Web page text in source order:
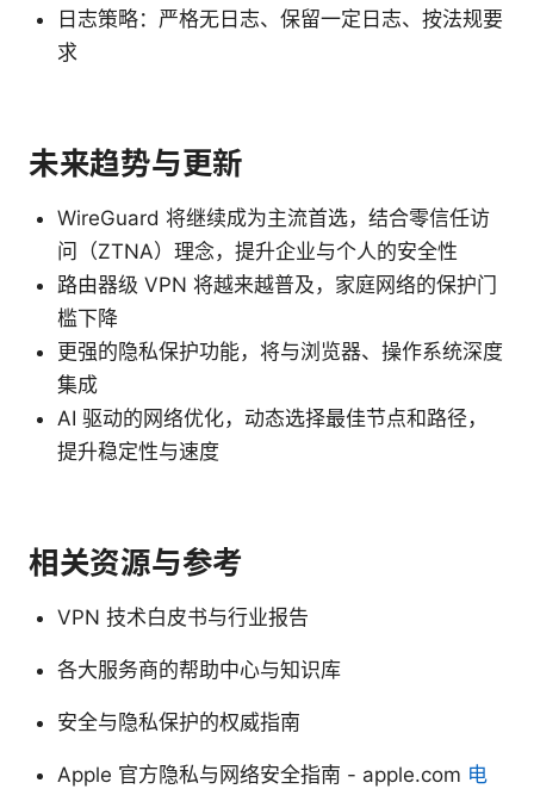
日志策略：严格无日志、保留一定日志、按法规要
求
未来趋势与更新
WireGuard 将继续成为主流首选，结合零信任访
问（ZTNA）理念，提升企业与个人的安全性
路由器级 VPN 将越来越普及，家庭网络的保护门
槛下降
更强的隐私保护功能，将与浏览器、操作系统深度
集成
AI 驱动的网络优化，动态选择最佳节点和路径，
提升稳定性与速度
相关资源与参考
VPN 技术白皮书与行业报告
各大服务商的帮助中心与知识库
安全与隐私保护的权威指南
Apple 官方隐私与网络安全指南 - apple.com 电